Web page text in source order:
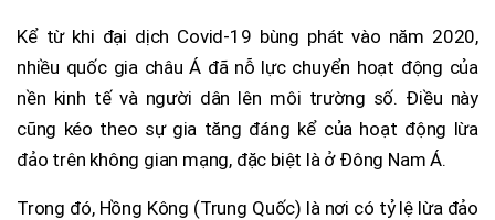
Kể từ khi đại dịch Covid-19 bùng phát vào năm 2020,
nhiều quốc gia châu Á đã nỗ lực chuyển hoạt động của
nền kinh tế và người dân lên môi trường số. Điều này
cũng kéo theo sự gia tăng đáng kể của hoạt động lừa
đảo trên không gian mạng, đặc biệt là ở Đông Nam Á.
Trong đó, Hồng Kông (Trung Quốc) là nơi có tỷ lệ lừa đảo